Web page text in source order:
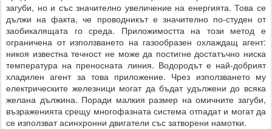
загуби, но и със значително увеличение на енергията. Това се
дължи на факта, че проводникът е значително по-студен от
заобикалящата го среда. Приложимостта на този метод е
ограничена от използването на газообразен охлаждащ агент:
никоя известна течност не може да постигне достатъчно ниска
температура на преносната линия. Водородът е най-добрият
хладилен агент за това приложение. Чрез използването му
електрическите железници могат да бъдат удължени до всяка
желана дължина. Поради малкия размер на омичните загуби,
възраженията срещу многофазната система отпадат и могат да
се използват асинхронни двигатели със затворени намотки.